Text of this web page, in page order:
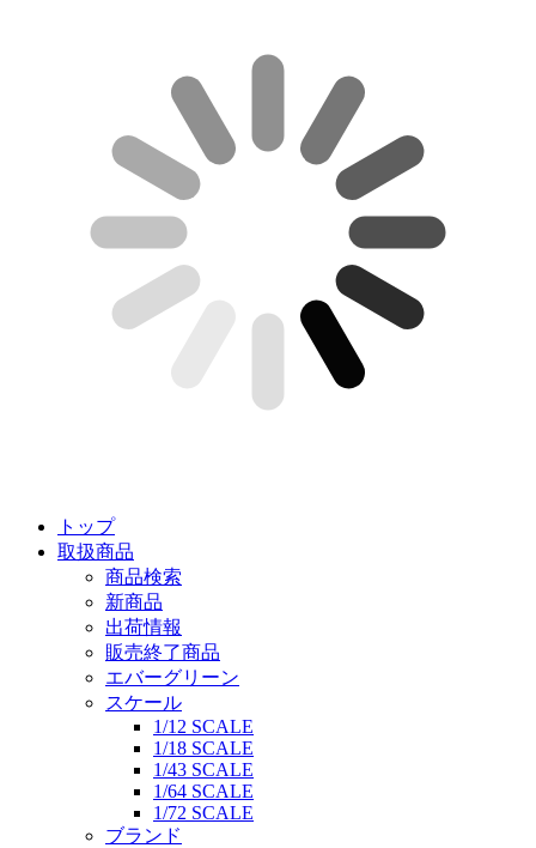
トップ
取扱商品
商品検索
新商品
出荷情報
販売終了商品
エバーグリーン
スケール
1/12 SCALE
1/18 SCALE
1/43 SCALE
1/64 SCALE
1/72 SCALE
ブランド